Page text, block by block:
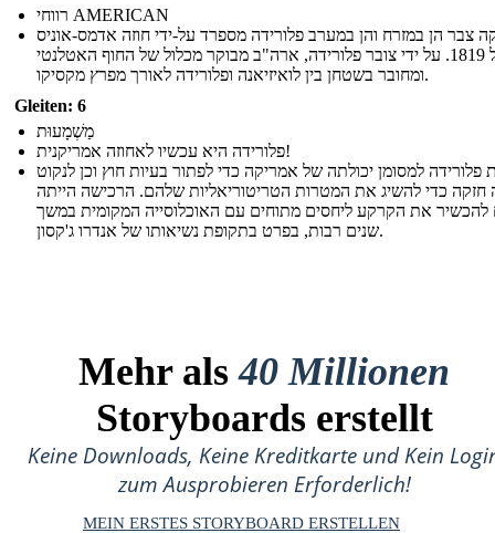
רווחי AMERICAN
צבר הן במזרח והן במערב פלורידה מספרד על-ידי חוזה אדמס-אוניס
של 1819. על ידי צובר פלורידה, ארה"ב מבוקר מכלול של החוף האטלנטי
ומחובר בשטחן בין לואיזיאנה ופלורידה לאורך מפרץ מקסיקו.
Gleiten: 6
מַשְׁמָעוּת
פלורידה היא עכשיו לאחוזה אמריקנית!
פלורידה למסומן יכולתה של אמריקה כדי לפתור בעיות חוץ וכן לנקוט
חזקה כדי להשיג את המטרות הטריטוריאליות שלהם. הרכישה הייתה
להכשיר את הקרקע ליחסים מתוחים עם האוכלוסייה המקומית במשך
שנים רבות, בפרט בתקופת נשיאותו של אנדרו ג'קסון.
Mehr als40 Millionen
Storyboards erstellt
Keine Downloads, Keine Kreditkarte und Kein
zum Ausprobieren Erforderlich!
MEIN ERSTES STORYBOARD ERSTELLEN